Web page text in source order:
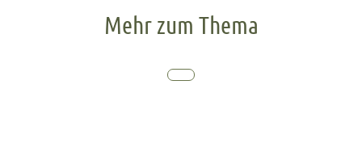
Mehr zum Thema